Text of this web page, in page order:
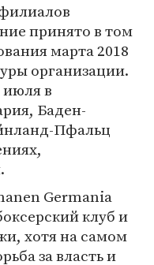
принято в том
марта 2018
организации.
июля в
Баден-
Пфальц
Germania
клуб и
хотя на самом
за власть и